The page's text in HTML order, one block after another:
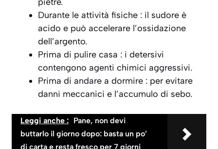
Durante le attività fisiche : il sudore è
acido e può accelerare l’ossidazione
dell’argento.
Prima di pulire casa : i detersivi
contengono agenti chimici aggressivi.
Prima di andare a dormire : per evitare
danni meccanici e l’accumulo di sebo.
Leggi anche : Pane, non devi
buttarlo il giorno dopo: basta un po’
di carta e resta fresco per 7 giorni